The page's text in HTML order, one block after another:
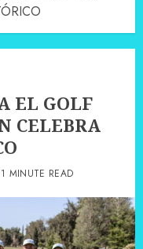
EL GOLF
CELEBRA
1 MINUTE READ